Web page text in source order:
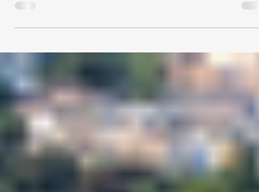
ユニットバスとは、予め工場で成形されたバスル
れたスペースを効率的に利用することが可能とな
り、システムバスとも呼ばれております。 目次
ユニットバスの基本概要 2.ユニットバスの歴史...